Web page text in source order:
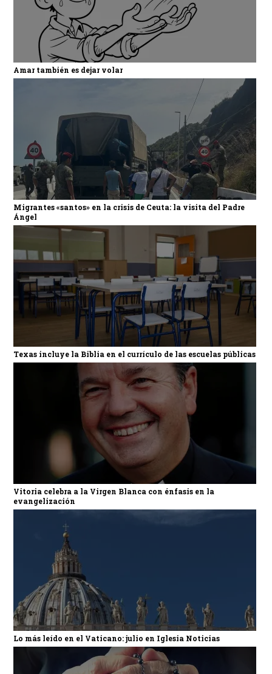
Amar también es dejar volar
Migrantes «santos» en la crisis de Ceuta: la visita del Padre
Ángel
Texas incluye la Biblia en el currículo de las escuelas públicas
Vitoria celebra a la Virgen Blanca con énfasis en la
evangelización
Lo más leído en el Vaticano: julio en Iglesia Noticias